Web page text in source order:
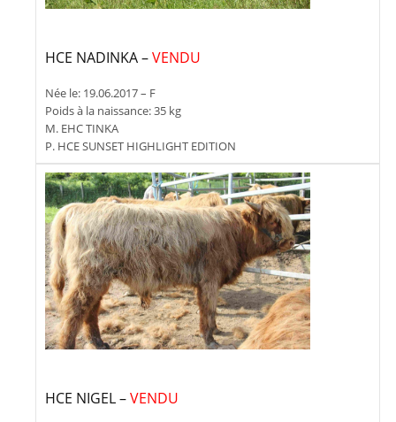
HCE NADINKA –VENDU
Née le: 19.06.2017 – F
Poids à la naissance: 35 kg
M. EHC TINKA
P. HCE SUNSET HIGHLIGHT EDITION
HCE NIGEL –VENDU